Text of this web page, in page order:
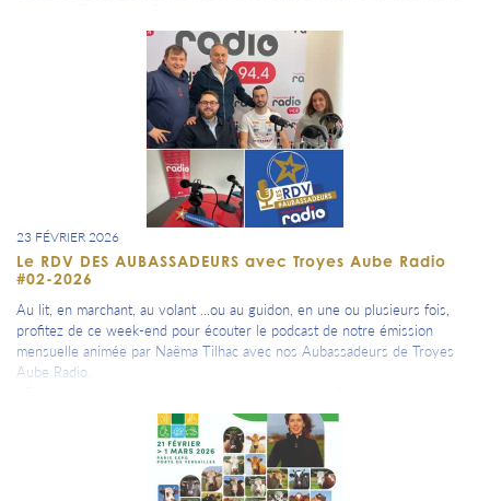
Une belle et magique expérience pour se retrouver au "coeur" de nos
Nombreuses seront présentes pour échanger sur leurs différents projets
et sur leurs actualités certainement accompagnées par quelques notes
=> L'évènement est dans ton agenda.
23 FÉVRIER 2026
Le RDV DES AUBASSADEURS avec Troyes Aube Radio
#02-2026
Au lit, en marchant, au volant ...ou au guidon, en une ou plusieurs fois,
profitez de ce week-end pour écouter le podcast de notre émission
mensuelle animée par Naëma Tilhac avec nos Aubassadeurs de Troyes
Aube Radio.
sport, leur passion, leur métier ou leur événement.
Invités de ce mois Matthis Chapotot, créateur et directeur du festival
rock « Nos rêves font du bruit » qui vient de se dérouler cette semaine à
Troyes, Pascal Pani et Marie Béatrice Turpin Padirac, fondateur et
présidente de L’Effet Aube pour leur double défilé événement « Capsule